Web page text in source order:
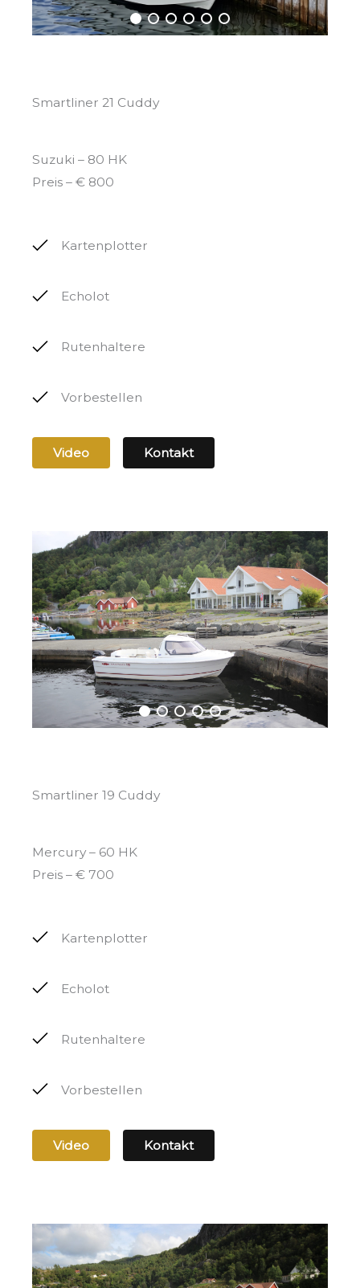
Smartliner 21 Cuddy
Suzuki – 80 HK
Preis – € 800
Kartenplotter
Echolot
Rutenhaltere
Vorbestellen
Video Kontakt
Smartliner 19 Cuddy
Mercury – 60 HK
Preis – € 700
Kartenplotter
Echolot
Rutenhaltere
Vorbestellen
Video Kontakt